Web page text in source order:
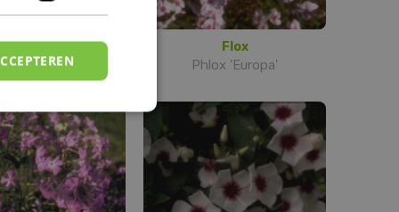
Flox
Arden'
Flox
Phlox 'Europa'